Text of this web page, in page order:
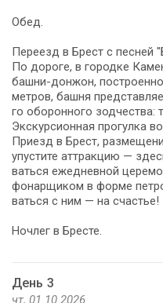
Обед.
Пе­ре­езд в Брест с пес­ней
По до­ро­ге, в го­род­ке
башни-донжон,
мет­ров, баш­ня
го обо­рон­но­го зод­че­ства:
Экскурсионная про­гул­ка
При­езд в Брест,
упустите аттракцию —
вать­ся еже­днев­ной
фо­нар­щи­ком в фор­ме
вать­ся с ним — на сча­стье!
Ноч­лег в Бре­сте.
День 3
чт, 01.10.2026